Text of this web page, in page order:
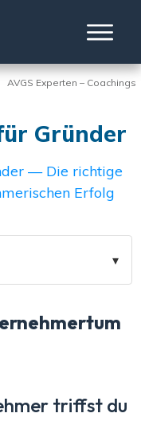
AVGS Experten – Coachings
Gründer
▾
triffst du